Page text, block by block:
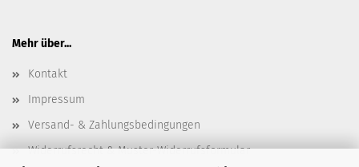
Mehr über...
Kontakt
Impressum
Versand- & Zahlungsbedingungen
Widerrufsrecht & Muster-Widerrufsformular